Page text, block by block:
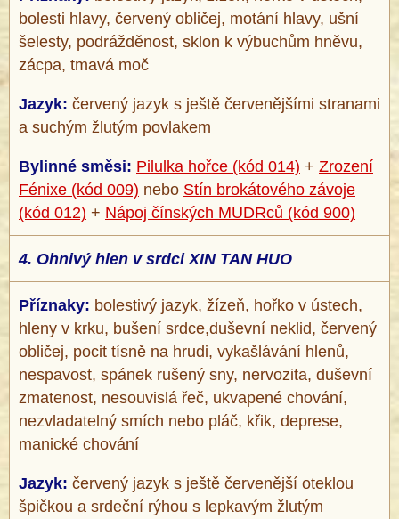
bolesti hlavy, červený obličej, motání hlavy, ušní
šelesty, podrážděnost, sklon k výbuchům hněvu,
zácpa, tmavá moč
Jazyk: červený jazyk s ještě červenějšími stranami
a suchým žlutým povlakem
Bylinné směsi: Pilulka hořce (kód 014) + Zrození
Fénixe (kód 009) nebo Stín brokátového závoje
(kód 012) + Nápoj čínských MUDRců (kód 900)
4. Ohnivý hlen v srdci XIN TAN HUO
Příznaky: bolestivý jazyk, žízeň, hořko v ústech,
hleny v krku, bušení srdce,duševní neklid, červený
obličej, pocit tísně na hrudi, vykašlávání hlenů,
nespavost, spánek rušený sny, nervozita, duševní
zmatenost, nesouvislá řeč, ukvapené chování,
nezvladatelný smích nebo pláč, křik, deprese,
manické chování
Jazyk: červený jazyk s ještě červenější oteklou
špičkou a srdeční rýhou s lepkavým žlutým